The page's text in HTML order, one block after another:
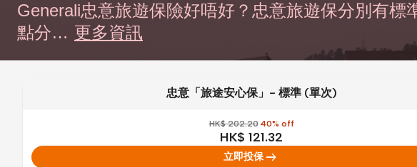
Generali忠意旅遊保險好唔好？忠意旅遊保分別有標
點分… 更多資訊
忠意「旅途安心保」- 標準 (單次)
HK$ 202.20 40% off
HK$ 121.32
立即投保arrow_right_alt